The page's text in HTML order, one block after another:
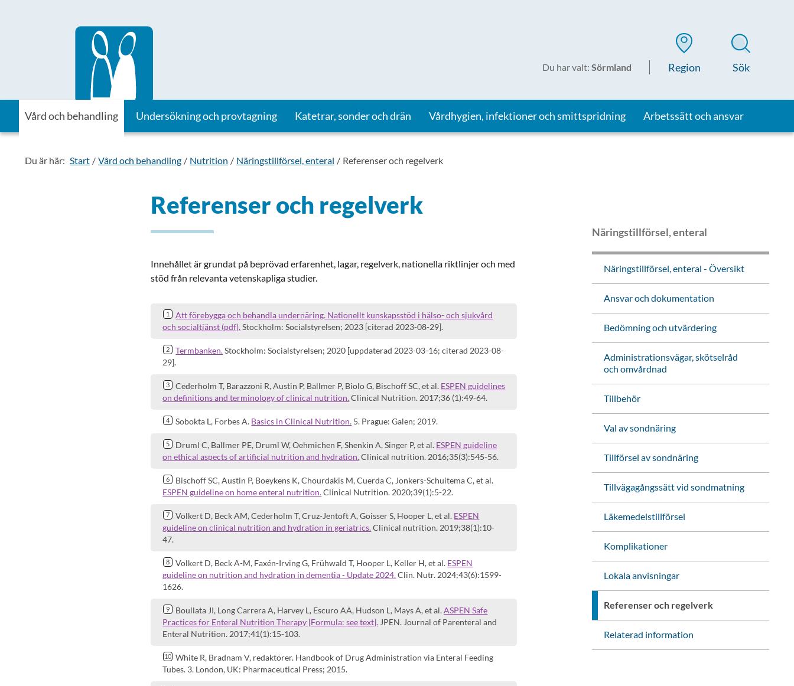
Till startsidan för Vårdhandboken
Du har valt: Sörmland Region Sök
Vård och behandling Undersökning och provtagning Katetrar, sonder och drän Vårdhygien, infektioner och smittspridning Arbetssätt och ansvar
Du är här: Start Vård och behandling Nutrition Näringstillförsel, enteral Referenser och regelverk
Referenser och regelverk
Innehållet är grundat på beprövad erfarenhet, lagar, regelverk, nationella riktlinjer och med
stöd från relevanta vetenskapliga studier.
Att förebygga och behandla undernäring. Nationellt kunskapsstöd i hälso- och sjukvård
och socialtjänst (pdf).Stockholm: Socialstyrelsen; 2023 [citerad 2023-08-29].
Termbanken.Stockholm: Socialstyrelsen; 2020 [uppdaterad 2023-03-16; citerad 2023-08-
29].
Cederholm T, Barazzoni R, Austin P, Ballmer P, Biolo G, Bischoff SC, et al. ESPEN guidelines
on definitions and terminology of clinical nutrition.Clinical Nutrition. 2017;36 (1):49-64.
Sobokta L, Forbes A. Basics in Clinical Nutrition. 5. Prague: Galen; 2019.
Druml C, Ballmer PE, Druml W, Oehmichen F, Shenkin A, Singer P, et al. ESPEN guideline
on ethical aspects of artificial nutrition and hydration.Clinical nutrition. 2016;35(3):545-56.
Bischoff SC, Austin P, Boeykens K, Chourdakis M, Cuerda C, Jonkers-Schuitema C, et al.
ESPEN guideline on home enteral nutrition.Clinical Nutrition. 2020;39(1):5-22.
Volkert D, Beck AM, Cederholm T, Cruz-Jentoft A, Goisser S, Hooper L, et al. ESPEN
guideline on clinical nutrition and hydration in geriatrics.Clinical nutrition. 2019;38(1):10-
47.
Volkert D, Beck A-M, Faxén-Irving G, Frühwald T, Hooper L, Keller H, et al. ESPEN
guideline on nutrition and hydration in dementia - Update 2024.Clin. Nutr. 2024;43(6):1599-
1626.
Boullata JI, Long Carrera A, Harvey L, Escuro AA, Hudson L, Mays A, et al.ASPEN Safe
Practices for Enteral Nutrition Therapy [Formula: see text]. JPEN. Journal of Parenteral and
Enteral Nutrition. 2017;41(1):15-103.
White R, Bradnam V, redaktörer. Handbook of Drug Administration via Enteral Feeding
Tubes. 3. London, UK: Pharmaceutical Press; 2015.
Näringstillförsel, enteral
Näringstillförsel, enteral - Översikt
Ansvar och dokumentation
Bedömning och utvärdering
Administrationsvägar, skötselråd
och omvårdnad
Tillbehör
Val av sondnäring
Tillförsel av sondnäring
Tillvägagångssätt vid sondmatning
Läkemedelstillförsel
Komplikationer
Lokala anvisningar
Referenser och regelverk
Relaterad information